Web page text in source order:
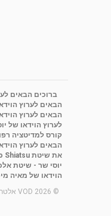
ברוכים הבאים
הבאים לערוץ
הבאים לערוץ
לערוץ הוידאו של
קורס למדיטציה
הבאים לערוץ
את שיטת Iro Shiatsu
יוסי שר - שיטת
הוידאו של מאיה
© 2026 VOD אלטרנטיבלי. כל הזכויות שמורות.